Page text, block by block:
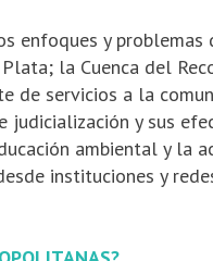
enfoques y
la Cuenca del
de servicios a la
y sus
ambiental y la
instituciones y